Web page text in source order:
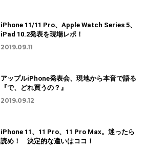
iPhone 11/11 Pro、Apple Watch Series 5、
iPad 10.2発表を現場レポ！
2019.09.11
アップルiPhone発表会、現地から本音で語る
『で、どれ買うの？』
2019.09.12
iPhone 11、11 Pro、11 Pro Max。迷ったら
読め！ 決定的な違いはココ！